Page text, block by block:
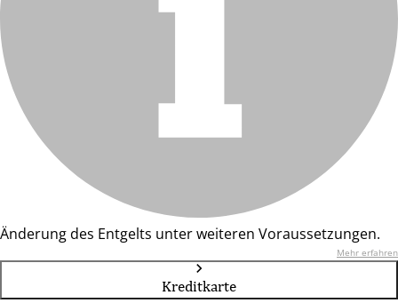
Änderung des Entgelts unter weiteren Voraussetzungen.
Mehr erfahren
Kreditkarte